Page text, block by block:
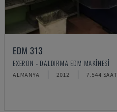
EDM 313
EXERON - DALDIRMA EDM MAKINESI
ALMANYA 2012 7.544 SAAT